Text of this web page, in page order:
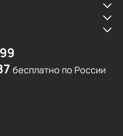
бесплатно по России